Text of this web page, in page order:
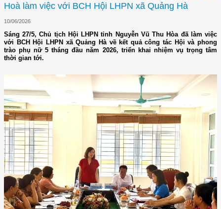
Hoà làm việc với BCH Hội LHPN xã Quảng Hà
10/06/2026
Sáng 27/5, Chủ tịch Hội LHPN tỉnh Nguyễn Vũ Thu Hòa đã làm việc
với BCH Hội LHPN xã Quảng Hà về kết quả công tác Hội và phong
trào phụ nữ 5 tháng đầu năm 2026, triển khai nhiệm vụ trọng tâm
thời gian tới.